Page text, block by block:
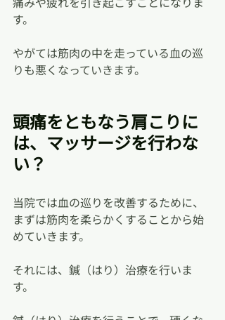
す。
やがては筋肉の中を走っている血の巡
りも悪くなっていきます。
頭痛をともなう肩こりに
は、マッサージを行わな
い？
当院では血の巡りを改善するために、
まずは筋肉を柔らかくすることから始
めていきます。
それには、鍼（はり）治療を行いま
す。